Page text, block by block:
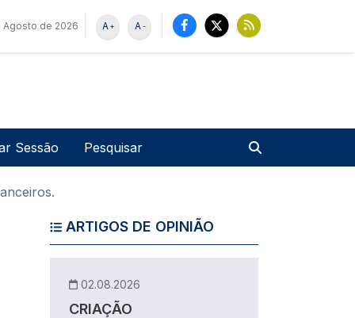
Agosto de 2026 -
A
+
A
de utilizador
Sessão
ARTIGOS DE OPINIÃO
02.08.2026
CRIAÇÃO